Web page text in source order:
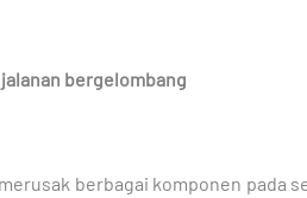
bergelombang
berbagai komponen pada